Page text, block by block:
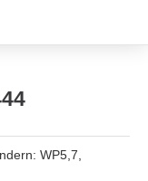
WP5,7,